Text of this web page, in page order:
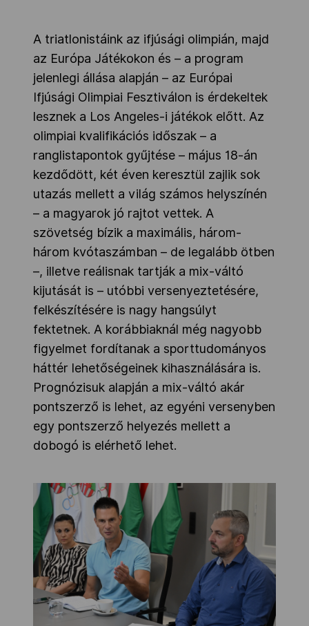
A triatlonistáink az ifjúsági olimpián, majd
az Európa Játékokon és – a program
jelenlegi állása alapján – az Európai
Ifjúsági Olimpiai Fesztiválon is érdekeltek
lesznek a Los Angeles-i játékok előtt. Az
olimpiai kvalifikációs időszak – a
ranglistapontok gyűjtése – május 18-án
kezdődött, két éven keresztül zajlik sok
utazás mellett a világ számos helyszínén
– a magyarok jó rajtot vettek. A
szövetség bízik a maximális, három-
három kvótaszámban – de legalább ötben
–, illetve reálisnak tartják a mix-váltó
kijutását is – utóbbi versenyeztetésére,
felkészítésére is nagy hangsúlyt
fektetnek. A korábbiaknál még nagyobb
figyelmet fordítanak a sporttudományos
háttér lehetőségeinek kihasználására is.
Prognózisuk alapján a mix-váltó akár
pontszerző is lehet, az egyéni versenyben
egy pontszerző helyezés mellett a
dobogó is elérhető lehet.